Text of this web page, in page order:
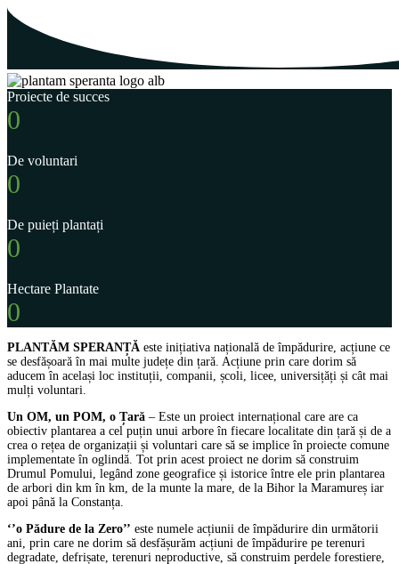
Proiecte de succes
0
De voluntari
0
De puieți plantați
0
Hectare Plantate
0
PLANTĂM SPERANȚĂ este inițiativa națională de împădurire, acțiune ce
se desfășoară în mai multe județe din țară. Acțiune prin care dorim să
aducem în același loc instituții, companii, școli, licee, universițăți și cât mai
mulți voluntari.
Un OM, un POM, o Țară – Este un proiect internațional care are ca
obiectiv plantarea a cel puțin unui arbore în fiecare localitate din țară și de a
crea o rețea de organizații și voluntari care să se implice în proiecte comune
implementate în oglindă. Tot prin acest proiect ne dorim să construim
Drumul Pomului, legând zone geografice și istorice între ele prin plantarea
de arbori din km în km, de la munte la mare, de la Bihor la Maramureș iar
apoi până la Constanța.
‘’o Pădure de la Zero’’ este numele acțiunii de împădurire din următorii
ani, prin care ne dorim să desfășurăm acțiuni de împădurire pe terenuri
degradate, defrișate, terenuri neproductive, să construim perdele forestiere,